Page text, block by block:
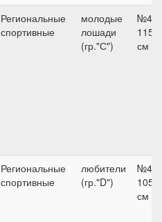
Региональные
спортивные
молодые
лошади
(гр."С")
№4,
115
см
Региональные
спортивные
любители
(гр."D")
№4,
105
см